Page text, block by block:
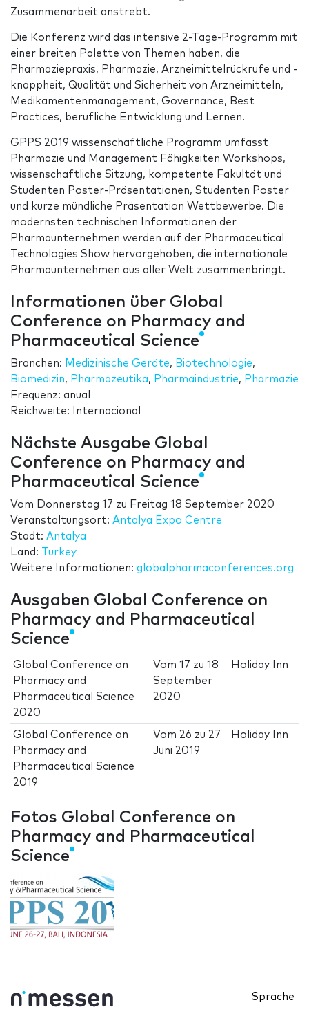
Zusammenarbeit anstrebt.
Die Konferenz wird das intensive 2-Tage-Programm mit
einer breiten Palette von Themen haben, die
Pharmaziepraxis, Pharmazie, Arzneimittelrückrufe und -
knappheit, Qualität und Sicherheit von Arzneimitteln,
Medikamentenmanagement, Governance, Best
Practices, berufliche Entwicklung und Lernen.
GPPS 2019 wissenschaftliche Programm umfasst
Pharmazie und Management Fähigkeiten Workshops,
wissenschaftliche Sitzung, kompetente Fakultät und
Studenten Poster-Präsentationen, Studenten Poster
und kurze mündliche Präsentation Wettbewerbe. Die
modernsten technischen Informationen der
Pharmaunternehmen werden auf der Pharmaceutical
Technologies Show hervorgehoben, die internationale
Pharmaunternehmen aus aller Welt zusammenbringt.
Informationen über Global
Conference on Pharmacy and
Pharmaceutical Science
Branchen: Medizinische Geräte, Biotechnologie,
Biomedizin, Pharmazeutika, Pharmaindustrie, Pharmazie
Frequenz: anual
Reichweite: Internacional
Nächste Ausgabe Global
Conference on Pharmacy and
Pharmaceutical Science
Vom Donnerstag 17 zu Freitag 18 September 2020
Veranstaltungsort: Antalya Expo Centre
Stadt: Antalya
Land:
Turkey
Weitere Informationen: globalpharmaconferences.org
Ausgaben Global Conference on
Pharmacy and Pharmaceutical
Science
Global Conference on
Pharmacy and
Pharmaceutical Science
2020
Vom17 zu18
September
2020
Holiday Inn
Global Conference on
Pharmacy and
Pharmaceutical Science
2019
Vom 26 zu 27
Juni 2019
Holiday Inn
Fotos Global Conference on
Pharmacy and Pharmaceutical
Science
Sprache